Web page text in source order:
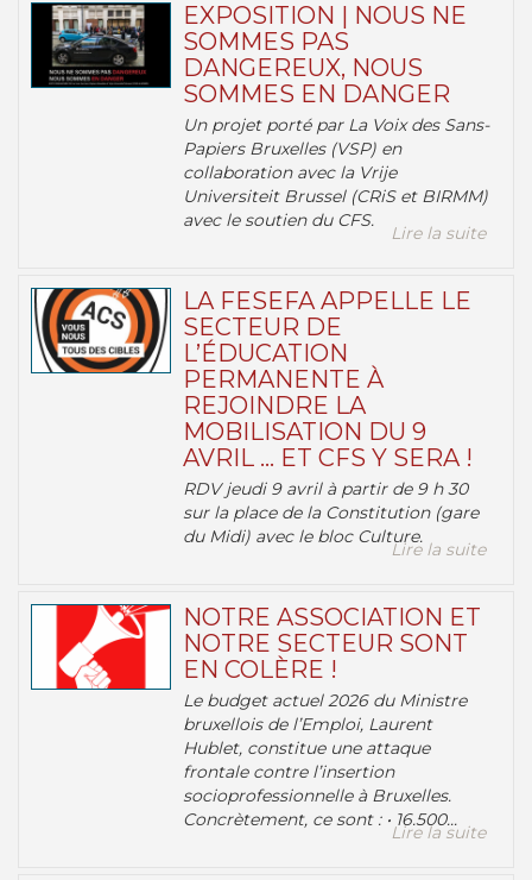
EXPOSITION | NOUS NE
SOMMES PAS
DANGEREUX, NOUS
SOMMES EN DANGER
Un projet porté par La Voix des Sans-
Papiers Bruxelles (VSP) en
collaboration avec la Vrije
Universiteit Brussel (CRiS et BIRMM)
avec le soutien du CFS.
Lire la suite
LA FESEFA APPELLE LE
SECTEUR DE
L’ÉDUCATION
PERMANENTE À
REJOINDRE LA
MOBILISATION DU 9
AVRIL … ET CFS Y SERA !
RDV jeudi 9 avril à partir de 9 h 30
sur la place de la Constitution (gare
du Midi) avec le bloc Culture.
Lire la suite
NOTRE ASSOCIATION ET
NOTRE SECTEUR SONT
EN COLÈRE !
Le budget actuel 2026 du Ministre
bruxellois de l’Emploi, Laurent
Hublet, constitue une attaque
frontale contre l’insertion
socioprofessionnelle à Bruxelles.
Concrètement, ce sont : • 16.500...
Lire la suite